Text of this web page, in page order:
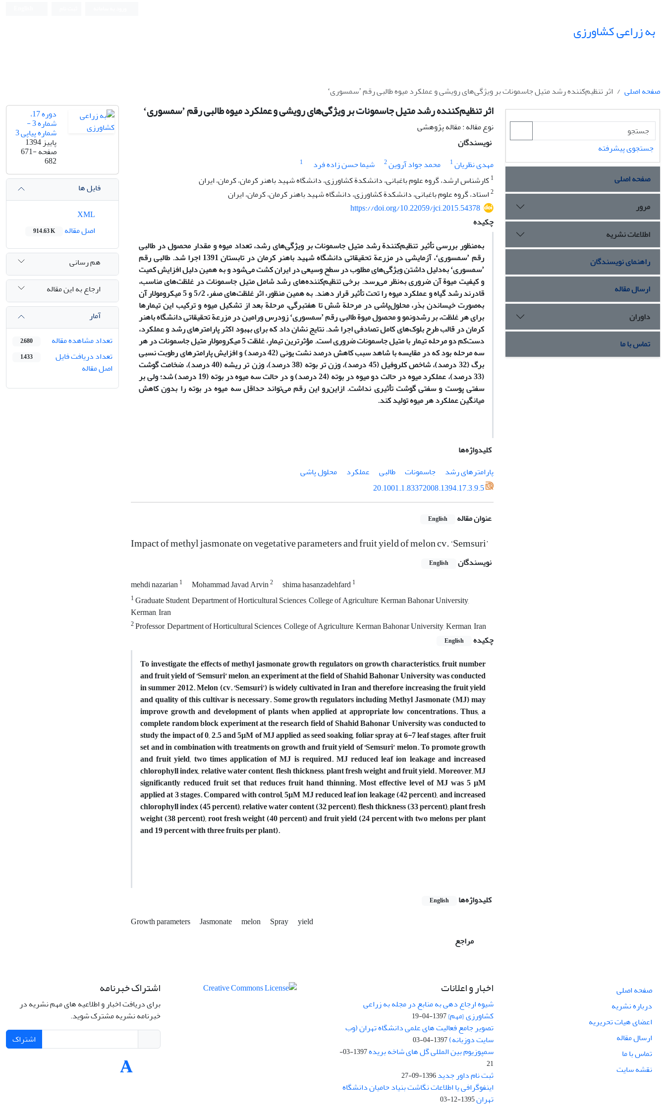
به زراعی کشاورزی
صفحه اصلی اثر تنظیم‌کننده رشد متیل جاسمونات بر ویژگی‌های رویشی و عملکرد میوه طالبی رقم ʼسمسوریʻ
اثر تنظیم‌کننده رشد متیل جاسمونات بر ویژگی‌های رویشی و عملکرد میوه طالبی رقم ʼسمسوریʻ
نوع مقاله : مقاله پژوهشی
نویسندگان
مهدی نظریان1 محمد جواد آروین2 شیما حسن زاده فرد
1
1کارشناس ارشد، گروه علوم باغبانی، دانشکدة کشاورزی، دانشگاه شهید باهنر کرمان، کرمان، ایران
2استاد، گروه علوم باغبانی، دانشکدة کشاورزی، دانشگاه شهید باهنر کرمان، کرمان، ایران
https://doi.org/10.22059/jci.2015.54378
چکیده
به‌منظور بررسی تأثیر تنظیم‌کنندة رشد متیل جاسمونات بر ویژگی‌های رشد، تعداد میوه و مقدار محصول در طالبی
رقم ʼسمسوریʻ، آزمایشی در مزرعة تحقیقاتی دانشگاه شهید باهنر کرمان در تابستان 1391 اجرا شد. طالبی رقم
ʼسمسوریʻ به‌دلیل داشتن ویژگی‌های مطلوب در سطح وسیعی در ایران کشت می‌شود و به همین دلیل افزایش کمیت
و کیفیت میوة آن ضروری به‌نظر می‌رسد. برخی تنظیم‌کننده‌های رشد شامل متیل جاسمونات در غلظت‌های مناسب،
قادرند رشد گیاه و عملکرد میوه را تحت تأثیر قرار دهند. به همین منظور، اثر غلظت‌های صفر، 5/2 و 5 میکرومولار آن
به‌صورت خیساندن بذر، محلول‌پاشی در مرحلة شش تا هفت­برگی، مرحلة بعد از تشکیل میوه و ترکیب این تیمارها
برای هر غلظت، بر رشدونمو و محصول میوة طالبی رقم ʼسمسوریʻ زودرس ورامین در مزرعة تحقیقاتی دانشگاه باهنر
کرمان در قالب طرح بلوک‌های کامل تصادفی اجرا شد. نتایج نشان داد که برای بهبود اکثر پارامترهای رشد و عملکرد،
دست‌کم دو مرحله تیمار با متیل جاسمونات ضروری است. مؤثرترین تیمار، غلظت 5 میکرومولار متیل جاسمونات در هر
سه مرحله بود که در مقایسه با شاهد سبب کاهش درصد نشت یونی (42 درصد) و افزایش پارامترهای رطوبت نسبی
برگ (32 درصد)، شاخص کلروفیل (45 درصد)، وزن تر بوته (38 درصد)، وزن تر ریشه (40 درصد)، ضخامت گوشت
(33 درصد)، عملکرد میوه در حالت دو میوه در بوته (24 درصد) و در حالت سه میوه در بوته (19 درصد) شد؛ ولی بر
سفتی پوست و سفتی گوشت تأثیری نداشت. ازاین‌رو این رقم می‌تواند حداقل سه میوه در بوته را بدون کاهش
میانگین عملکرد هر میوه تولید کند.
کلیدواژه‌ها
پارامترهای رشد
جاسمونات طالبی عملکرد
محلول ‌پاشی
20.1001.1.83372008.1394.17.3.9.5
عنوان مقاله English
Impact of methyl jasmonate on vegetative parameters and fruit yield of melon cv. ‘Semsuri’
نویسندگان English
mehdi nazarian1 Mohammad Javad Arvin2 shima hasanzadehfard1
1Graduate Student, Department of Horticultural Sciences, College of Agriculture, Kerman Bahonar University,
Kerman, Iran
2Professor, Department of Horticultural Sciences, College of Agriculture, Kerman Bahonar University, Kerman, Iran
چکیده
English
To investigate the effects of methyl jasmonate growth regulators on growth characteristics, fruit number
and fruit yield of ‘Semsuri’ melon, an experiment at the field of Shahid Bahonar University was conducted
in summer 2012. Melon (cv. ‘Semsuri’) is widely cultivated in Iran and therefore increasing the fruit yield
and quality of this cultivar is necessary. Some growth regulators including Methyl Jasmonate (MJ) may
improve growth and development of plants when applied at appropriate low concentrations. Thus, a
complete random block experiment at the research field of Shahid Bahonar University was conducted to
study the impact of 0, 2.5 and 5µM of MJ applied as seed soaking, foliar spray at 6-7 leaf stages, after fruit
set and in combination with treatments on growth and fruit yield of ‘Semsuri’ melon. To promote growth
and fruit yield, two times application of MJ is required. MJ reduced leaf ion leakage and increased
chlorophyll index, relative water content, flesh thickness, plant fresh weight and fruit yield. Moreover, MJ
significantly reduced fruit set that reduces fruit hand thinning. Most effective level of MJ was 5 µM
applied at 3 stages. Compared with control, 5µM MJ reduced leaf ion leakage (42 percent), and increased
chlorophyll index (45 percent), relative water content (32 percent), flesh thickness (33 percent), plant fresh
weight (38 percent), root fresh weight (40 percent) and fruit yield (24 percent with two melons per plant
and 19 percent with three fruits per plant).
کلیدواژه‌ها English
Growth parameters Jasmonate melon Spray
yield
مراجع
دوره 17،
شماره 3 -
شماره پیاپی 3
پاییز 1394
صفحه671-
682
فایل ها
اصل مقاله
914.63 K
هم رسانی
ارجاع به این مقاله
آمار
تعداد مشاهده مقاله
2,680
تعداد دریافت فایل
اصل مقاله
1,433
جستجوی پیشرفته
صفحه اصلی
مرور
اطلاعات نشریه
راهنمای نویسندگان
ارسال مقاله
داوران
تماس با ما
صفحه اصلی
درباره نشریه
اعضای هیات تحریریه
ارسال مقاله
تماس با ما
نقشه سایت
اخبار و اعلانات
شیوه ارجاع دهی به منابع در مجله به زراعی
کشاورزی {مهم}1397-04-19
تصویر جامع فعالیت های علمی دانشگاه تهران (وب
سایت دوزبانه)1397-04-03
سمپوزیوم بین المللی گل های شاخه بریده
1397-03-
21
ثبت نام داور جدید1396-09-27
اینفوگرافی یا اطلاعات نگاشت بنیاد حامیان دانشگاه
تهران1395-12-03
اشتراک خبرنامه
برای دریافت اخبار و اطلاعیه های مهم نشریه در
خبرنامه نشریه مشترک شوید.
اشتراک